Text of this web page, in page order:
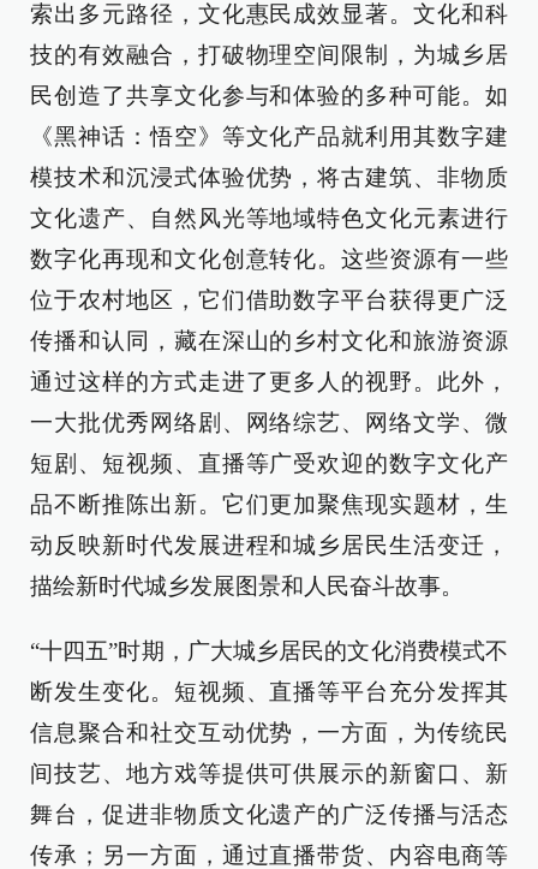
索出多元路径，文化惠民成效显著。文化和科
技的有效融合，打破物理空间限制，为城乡居
民创造了共享文化参与和体验的多种可能。如
《黑神话：悟空》等文化产品就利用其数字建
模技术和沉浸式体验优势，将古建筑、非物质
文化遗产、自然风光等地域特色文化元素进行
数字化再现和文化创意转化。这些资源有一些
位于农村地区，它们借助数字平台获得更广泛
传播和认同，藏在深山的乡村文化和旅游资源
通过这样的方式走进了更多人的视野。此外，
一大批优秀网络剧、网络综艺、网络文学、微
短剧、短视频、直播等广受欢迎的数字文化产
品不断推陈出新。它们更加聚焦现实题材，生
动反映新时代发展进程和城乡居民生活变迁，
描绘新时代城乡发展图景和人民奋斗故事。
“十四五”时期，广大城乡居民的文化消费模式不
断发生变化。短视频、直播等平台充分发挥其
信息聚合和社交互动优势，一方面，为传统民
间技艺、地方戏等提供可供展示的新窗口、新
舞台，促进非物质文化遗产的广泛传播与活态
传承；另一方面，通过直播带货、内容电商等